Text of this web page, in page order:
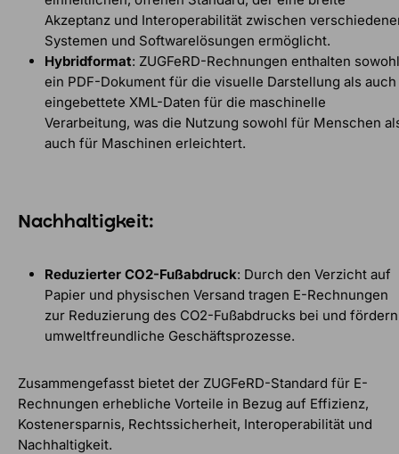
Akzeptanz und Interoperabilität zwischen
Systemen und Softwarelösungen ermöglicht.
Hybridformat: ZUGFeRD-Rechnungen enthalten sowohl
ein PDF-Dokument für die visuelle Darstellung als auch
eingebettete XML-Daten für die maschinelle
Verarbeitung, was die Nutzung sowohl für Menschen
auch für Maschinen erleichtert.
Nachhaltigkeit:
Reduzierter CO2-Fußabdruck: Durch den Verzicht auf
Papier und physischen Versand tragen E-Rechnungen
zur Reduzierung des CO2-Fußabdrucks bei und fördern
umweltfreundliche Geschäftsprozesse.
Zusammengefasst bietet der ZUGFeRD-Standard für E-
Rechnungen erhebliche Vorteile in Bezug auf Effizienz,
Kostenersparnis, Rechtssicherheit, Interoperabilität und
Nachhaltigkeit.